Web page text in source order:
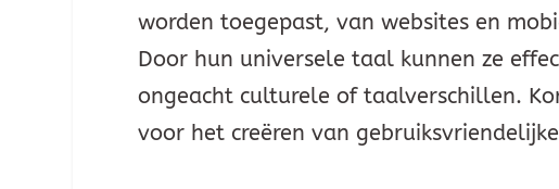
worden toegepast, van websites en
Door hun universele taal kunnen ze
ongeacht culturele of taalverschillen.
voor het creëren van